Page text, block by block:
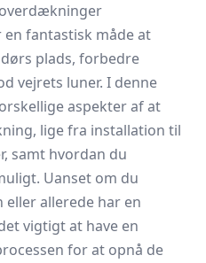
fantastisk måde at
plads, forbedre
vejrets luner. I denne
aspekter af at
lige fra installation til
samt hvordan du
Uanset om du
eller allerede har en
vigtigt at have en
for at opnå de